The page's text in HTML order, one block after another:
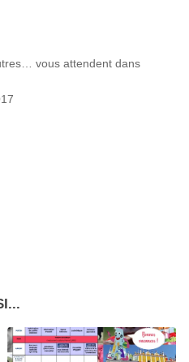
vous attendent dans